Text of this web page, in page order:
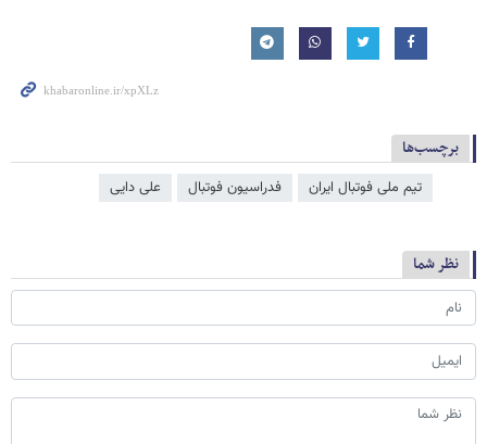
برچسب‌ها
تیم ملی فوتبال ایران فدراسیون فوتبال علی دایی
نظر شما